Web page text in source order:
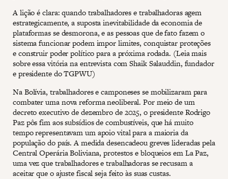
A lição é clara: quando trabalhadores e trabalhadoras agem
estrategicamente, a suposta inevitabilidade da economia de
plataformas se desmorona, e as pessoas que de fato fazem o
sistema funcionar podem impor limites, conquistar proteções
e construir poder político para a próxima rodada. (Leia mais
sobre essa vitória na entrevista com Shaik Salauddin, fundador
e presidente do TGPWU)
Na Bolívia, trabalhadores e camponeses se mobilizaram para
combater uma nova reforma neoliberal. Por meio de um
decreto executivo de dezembro de 2025, o presidente Rodrigo
Paz pôs fim aos subsídios de combustíveis, que há muito
tempo representavam um apoio vital para a maioria da
população do país. A medida desencadeou greves lideradas pela
Central Operária Boliviana, protestos e bloqueios em La Paz,
uma vez que trabalhadores e trabalhadoras se recusam a
aceitar que o ajuste fiscal seja feito às suas custas.